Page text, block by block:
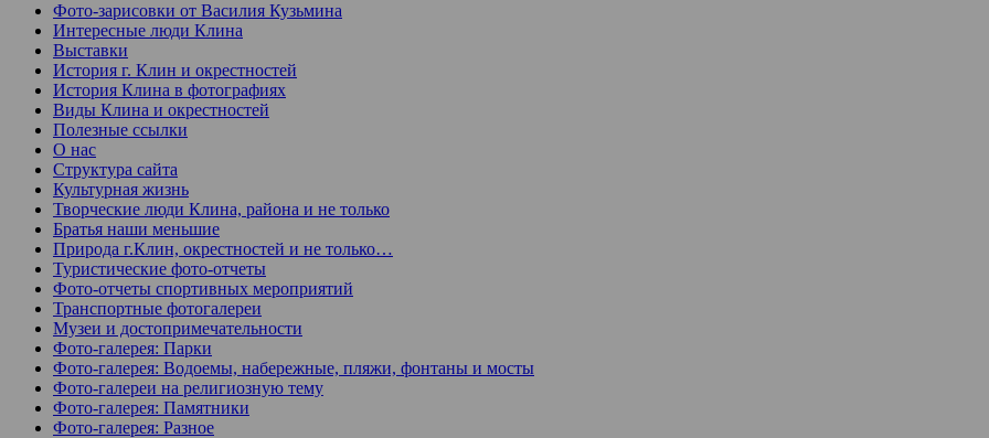
Фото-зарисовки от Василия Кузьмина
Интересные люди Клина
Выставки
История г. Клин и окрестностей
История Клина в фотографиях
Виды Клина и окрестностей
Полезные ссылки
О нас
Структура сайта
Культурная жизнь
Творческие люди Клина, района и не только
Братья наши меньшие
Природа г.Клин, окрестностей и не только…
Туристические фото-отчеты
Фото-отчеты спортивных мероприятий
Транспортные фотогалереи
Музеи и достопримечательности
Фото-галерея: Парки
Фото-галерея: Водоемы, набережные, пляжи, фонтаны и мосты
Фото-галереи на религиозную тему
Фото-галерея: Памятники
Фото-галерея: Разное